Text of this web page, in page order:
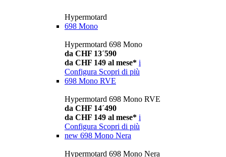
Hypermotard
698 Mono
Hypermotard 698 Mono
da CHF 13´590
da CHF 149 al mese* i
Configura Scopri di più
698 Mono RVE
Hypermotard 698 Mono RVE
da CHF 14´490
da CHF 149 al mese* i
Configura Scopri di più
new 698 Mono Nera
Hypermotard 698 Mono Nera